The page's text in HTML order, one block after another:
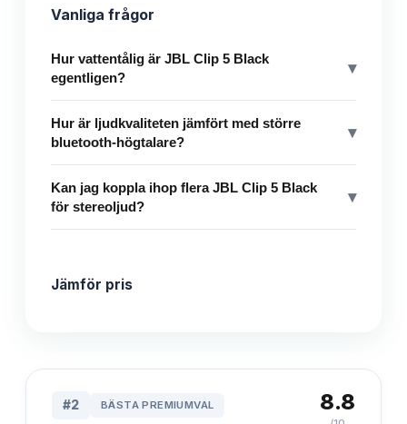
Vanliga frågor
Hur vattentålig är JBL Clip 5 Black
egentligen?
▾
Hur är ljudkvaliteten jämfört med större
bluetooth-högtalare?
▾
Kan jag koppla ihop flera JBL Clip 5 Black
för stereoljud?
▾
Jämför pris
#2 BÄSTA PREMIUMVAL 8.8